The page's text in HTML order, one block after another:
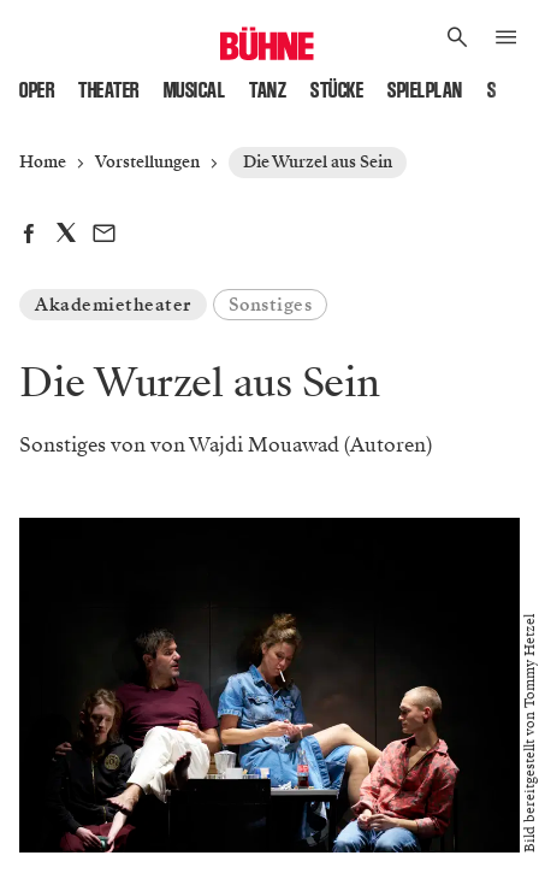
OPER THEATER MUSICAL TANZ STÜCKE SPIELPLAN
Home Vorstellungen Die Wurzel aus Sein
Akademietheater Sonstiges
Die Wurzel aus Sein
Sonstiges von von Wajdi Mouawad (Autoren)
Bild bereitgestellt von Tommy Hetzel